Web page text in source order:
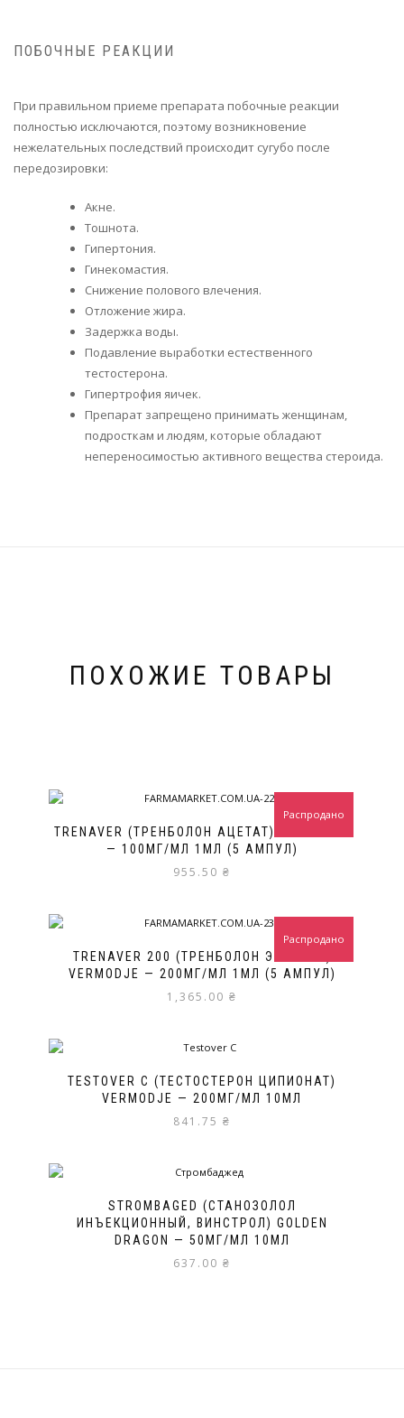
ПОБОЧНЫЕ РЕАКЦИИ
При правильном приеме препарата побочные реакции
полностью исключаются, поэтому возникновение
нежелательных последствий происходит сугубо после
передозировки:
Акне.
Тошнота.
Гипертония.
Гинекомастия.
Снижение полового влечения.
Отложение жира.
Задержка воды.
Подавление выработки естественного
тестостерона.
Гипертрофия яичек.
Препарат запрещено принимать женщинам,
подросткам и людям, которые обладают
непереносимостью активного вещества стероида.
ПОХОЖИЕ ТОВАРЫ
TRENAVER (ТРЕНБОЛОН АЦЕТАТ) VERMODJE
— 100МГ/МЛ 1МЛ (5 АМПУЛ)
955.50 ₴
Распродано
TRENAVER 200 (ТРЕНБОЛОН ЭНАНТАТ)
VERMODJE — 200МГ/МЛ 1МЛ (5 АМПУЛ)
1,365.00 ₴
Распродано
TESTOVER C (ТЕСТОСТЕРОН ЦИПИОНАТ)
VERMODJE — 200МГ/МЛ 10МЛ
841.75 ₴
STROMBAGED (СТАНОЗОЛОЛ
ИНЪЕКЦИОННЫЙ, ВИНСТРОЛ) GOLDEN
DRAGON — 50МГ/МЛ 10МЛ
637.00 ₴